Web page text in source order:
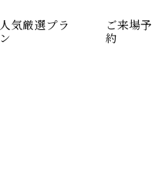
人気厳選プラ
ン
ご来場予
約